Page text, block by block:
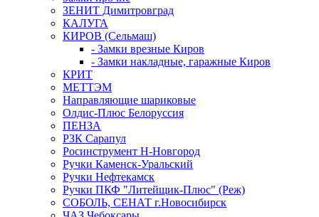
ЗЕНИТ Димитровград
КАЛУГА
КИРОВ (Сельмаш)
- Замки врезные Киров
- Замки накладные, гаражные Киров
КРИТ
МЕТТЭМ
Направляющие шариковые
Олдис-Плюс Белоруссия
ПЕНЗА
РЗК Сарапул
Росинструмент Н-Новгород
Ручки Каменск-Уральский
Ручки Нефтекамск
Ручки ПКФ "Литейщик-Плюс" (Реж)
СОБОЛЬ, СЕНАТ г.Новосибирск